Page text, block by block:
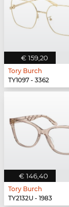
€ 159,20
Tory Burch
TY1097 - 3362
€ 146,40
Tory Burch
TY2132U - 1983